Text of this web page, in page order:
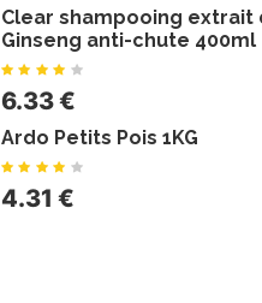
Clear shampooing extrait
Ginseng anti-chute 400ml
6.33 €
Ardo Petits Pois 1KG
4.31 €